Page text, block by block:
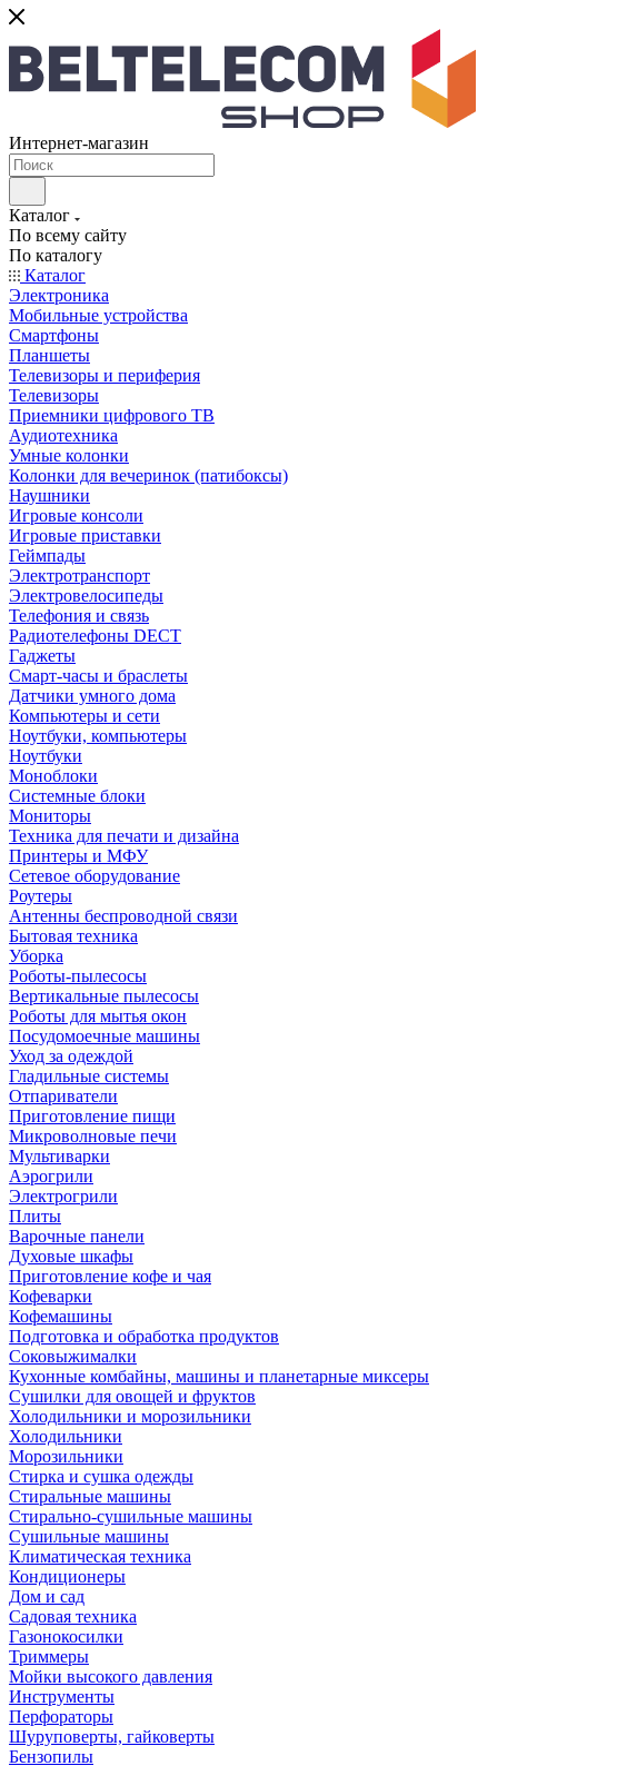
Интернет-магазин
Каталог
По всему сайту
По каталогу
Каталог
Электроника
Мобильные устройства
Смартфоны
Планшеты
Телевизоры и периферия
Телевизоры
Приемники цифрового ТВ
Аудиотехника
Умные колонки
Колонки для вечеринок (патибоксы)
Наушники
Игровые консоли
Игровые приставки
Геймпады
Электротранспорт
Электровелосипеды
Телефония и связь
Радиотелефоны DECT
Гаджеты
Смарт-часы и браслеты
Датчики умного дома
Компьютеры и сети
Ноутбуки, компьютеры
Ноутбуки
Моноблоки
Системные блоки
Мониторы
Техника для печати и дизайна
Принтеры и МФУ
Сетевое оборудование
Роутеры
Антенны беспроводной связи
Бытовая техника
Уборка
Роботы-пылесосы
Вертикальные пылесосы
Роботы для мытья окон
Посудомоечные машины
Уход за одеждой
Гладильные системы
Отпариватели
Приготовление пищи
Микроволновые печи
Мультиварки
Аэрогрили
Электрогрили
Плиты
Варочные панели
Духовые шкафы
Приготовление кофе и чая
Кофеварки
Кофемашины
Подготовка и обработка продуктов
Соковыжималки
Кухонные комбайны, машины и планетарные миксеры
Сушилки для овощей и фруктов
Холодильники и морозильники
Холодильники
Морозильники
Стирка и сушка одежды
Стиральные машины
Стирально-сушильные машины
Сушильные машины
Климатическая техника
Кондиционеры
Дом и сад
Садовая техника
Газонокосилки
Триммеры
Мойки высокого давления
Инструменты
Перфораторы
Шуруповерты, гайковерты
Бензопилы